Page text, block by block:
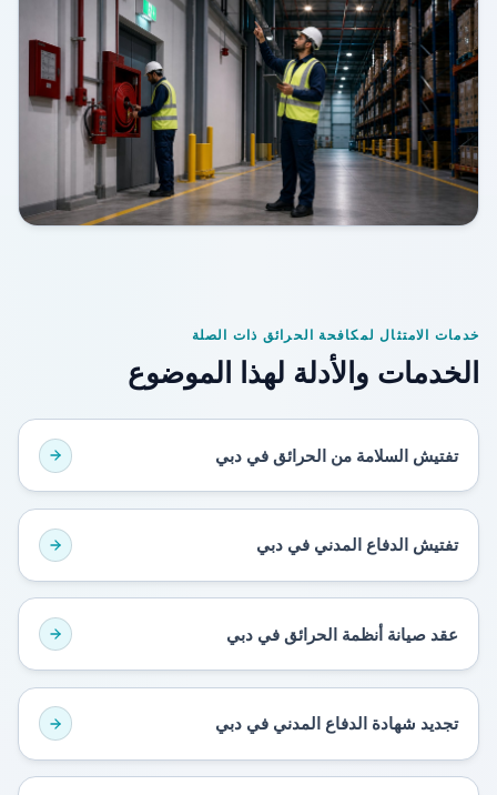
خدمات الامتثال لمكافحة الحرائق ذات الصلة
الخدمات والأدلة لهذا الموضوع
تفتيش السلامة من الحرائق في دبي
تفتيش الدفاع المدني في دبي
عقد صيانة أنظمة الحرائق في دبي
تجديد شهادة الدفاع المدني في دبي